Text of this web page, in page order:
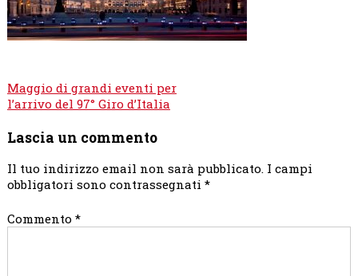
Navigazione
articoli
Maggio di grandi eventi per
l’arrivo del 97° Giro d’Italia
Lascia un commento
Il tuo indirizzo email non sarà pubblicato. I campi
obbligatori sono contrassegnati *
Commento *